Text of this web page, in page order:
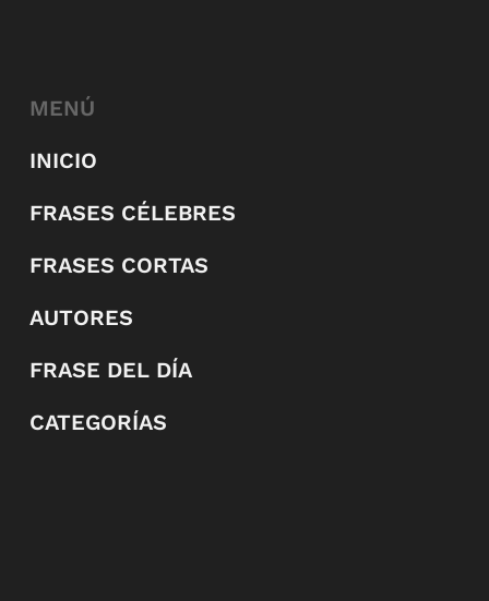
MENÚ
INICIO
FRASES CÉLEBRES
FRASES CORTAS
AUTORES
FRASE DEL DÍA
CATEGORÍAS